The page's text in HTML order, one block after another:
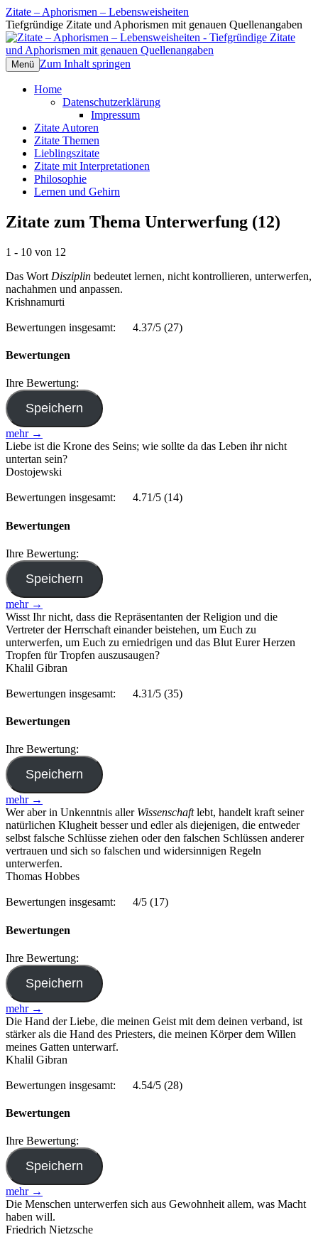
Zitate – Aphorismen – Lebensweisheiten
Tiefgründige Zitate und Aphorismen mit genauen Quellenangaben
Menü Zum Inhalt springen
Home
Datenschutzerklärung
Impressum
Zitate Autoren
Zitate Themen
Lieblingszitate
Zitate mit Interpretationen
Philosophie
Lernen und Gehirn
Zitate zum Thema Unterwerfung (12)
1 - 10 von 12
Das Wort Disziplin bedeutet lernen, nicht kontrollieren, unterwerfen,
nachahmen und anpassen.
Krishnamurti
Bewertungen insgesamt: 4.37/5 (27)
Bewertungen
Ihre Bewertung:
mehr →
Liebe ist die Krone des Seins; wie sollte da das Leben ihr nicht
untertan sein?
Dostojewski
Bewertungen insgesamt: 4.71/5 (14)
Bewertungen
Ihre Bewertung:
mehr →
Wisst Ihr nicht, dass die Repräsentanten der Religion und die
Vertreter der Herrschaft einander beistehen, um Euch zu
unterwerfen, um Euch zu erniedrigen und das Blut Eurer Herzen
Tropfen für Tropfen auszusaugen?
Khalil Gibran
Bewertungen insgesamt: 4.31/5 (35)
Bewertungen
Ihre Bewertung:
mehr →
Wer aber in Unkenntnis aller Wissenschaftlebt, handelt kraft seiner
natürlichen Klugheit besser und edler als diejenigen, die entweder
selbst falsche Schlüsse ziehen oder den falschen Schlüssen anderer
vertrauen und sich so falschen und widersinnigen Regeln
unterwerfen.
Thomas Hobbes
Bewertungen insgesamt: 4/5 (17)
Bewertungen
Ihre Bewertung:
mehr →
Die Hand der Liebe, die meinen Geist mit dem deinen verband, ist
stärker als die Hand des Priesters, die meinen Körper dem Willen
meines Gatten unterwarf.
Khalil Gibran
Bewertungen insgesamt: 4.54/5 (28)
Bewertungen
Ihre Bewertung:
mehr →
Die Menschen unterwerfen sich aus Gewohnheit allem, was Macht
haben will.
Friedrich Nietzsche